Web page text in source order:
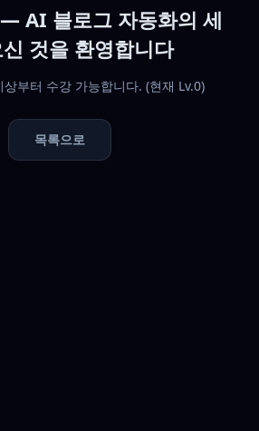
AI 블로그 자동화의 세
것을 환영합니다
상부터 수강 가능합니다. (현재 Lv.0)
목록으로